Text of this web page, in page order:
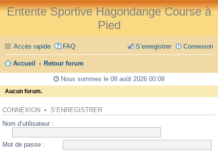
Entente Sportive Hagondange Course à
Pied
Accès rapide FAQ Connexion
S’enregistrer
Accueil Retour forum
Nous sommes le 08 août 2026 00:09
Aucun forum.
CONNEXION • S’ENREGISTRER
Nom d’utilisateur :
Mot de passe :